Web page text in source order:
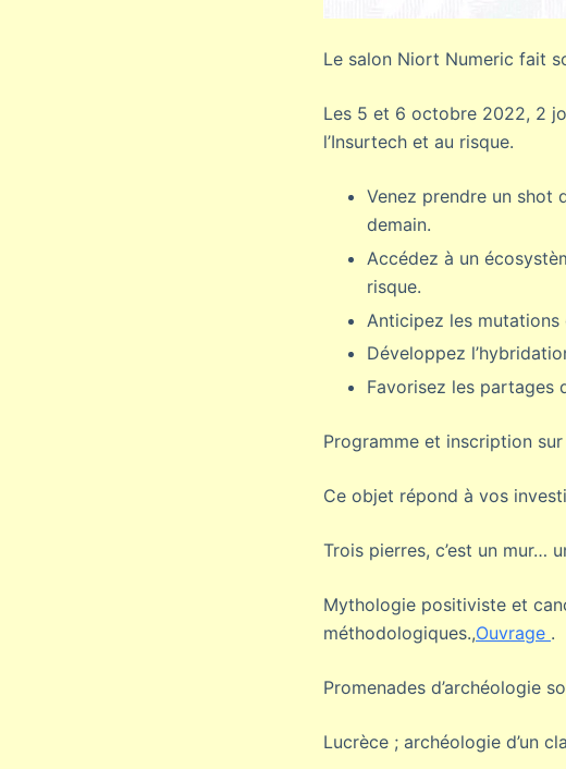
Le salon Niort Numeric fait
Les 5 et 6 octobre 2022, 2
l’Insurtech et au risque.
Venez prendre un shot
demain.
Accédez à un
risque.
Anticipez les mutations
Développez
Favorisez les partages
Programme et inscription sur
Ce objet répond à vos
Trois pierres, c’est un mur…
Mythologie positiviste et
méthodologiques.,Ouvrage .
Promenades d’archéologie
Lucrèce ; archéologie d’un